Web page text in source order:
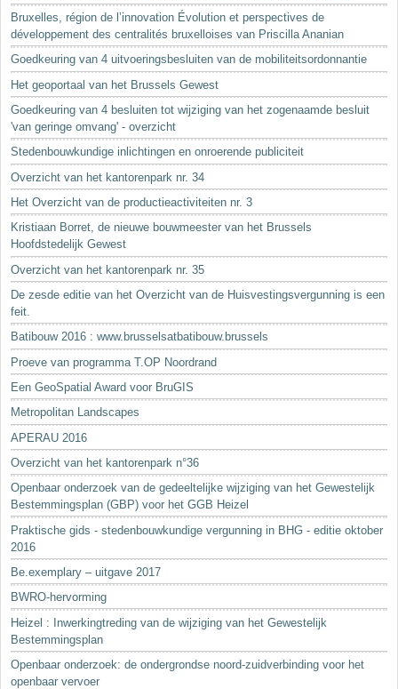
Bruxelles, région de l’innovation Évolution et perspectives de
développement des centralités bruxelloises van Priscilla Ananian
Goedkeuring van 4 uitvoeringsbesluiten van de mobiliteitsordonnantie
Het geoportaal van het Brussels Gewest
Goedkeuring van 4 besluiten tot wijziging van het zogenaamde besluit
'van geringe omvang' - overzicht
Stedenbouwkundige inlichtingen en onroerende publiciteit
Overzicht van het kantorenpark nr. 34
Het Overzicht van de productieactiviteiten nr. 3
Kristiaan Borret, de nieuwe bouwmeester van het Brussels
Hoofdstedelijk Gewest
Overzicht van het kantorenpark nr. 35
De zesde editie van het Overzicht van de Huisvestingsvergunning is een
feit.
Batibouw 2016 : www.brusselsatbatibouw.brussels
Proeve van programma T.OP Noordrand
Een GeoSpatial Award voor BruGIS
Metropolitan Landscapes
APERAU 2016
Overzicht van het kantorenpark n°36
Openbaar onderzoek van de gedeeltelijke wijziging van het Gewestelijk
Bestemmingsplan (GBP) voor het GGB Heizel
Praktische gids - stedenbouwkundige vergunning in BHG - editie oktober
2016
Be.exemplary – uitgave 2017
BWRO-hervorming
Heizel : Inwerkingtreding van de wijziging van het Gewestelijk
Bestemmingsplan
Openbaar onderzoek: de ondergrondse noord-zuidverbinding voor het
openbaar vervoer